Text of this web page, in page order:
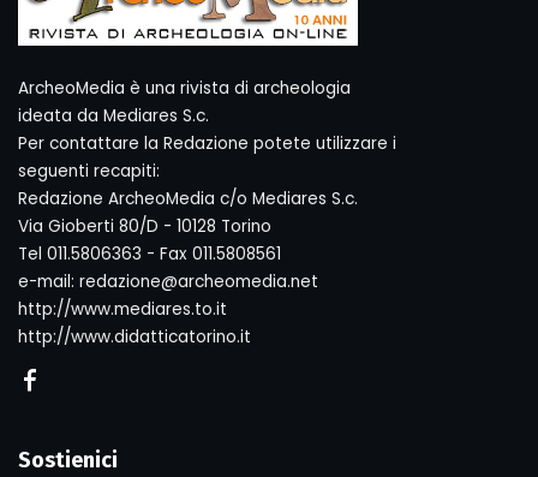
ArcheoMedia è una rivista di archeologia
ideata da Mediares S.c.
Per contattare la Redazione potete utilizzare i
seguenti recapiti:
Redazione ArcheoMedia c/o Mediares S.c.
Via Gioberti 80/D - 10128 Torino
Tel 011.5806363 - Fax 011.5808561
e-mail: redazione@archeomedia.net
http://www.mediares.to.it
http://www.didatticatorino.it
Sostienici